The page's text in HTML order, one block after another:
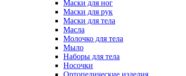
Маски для ног
Маски для рук
Маски для тела
Масла
Молочко для тела
Мыло
Наборы для тела
Носочки
Ортопедические изделия